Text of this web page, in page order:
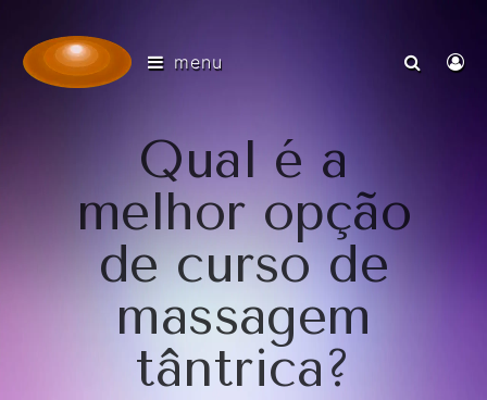
menu
Qual é a
melhor opção
de curso de
massagem
tântrica?